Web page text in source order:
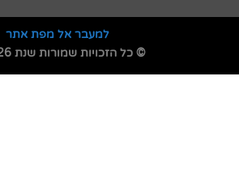
למעבר אל מפת אתר
© כל הזכויות שמורות שנת 2026 ©